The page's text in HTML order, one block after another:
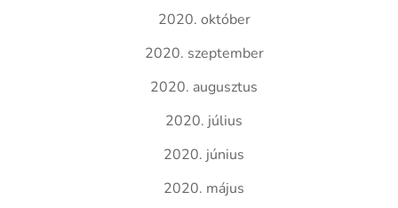
2020. október
2020. szeptember
2020. augusztus
2020. július
2020. június
2020. május